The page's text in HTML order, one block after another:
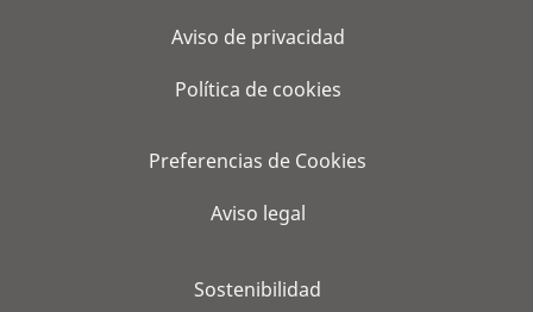
Aviso de privacidad
Política de cookies
Preferencias de Cookies
Aviso legal
Sostenibilidad